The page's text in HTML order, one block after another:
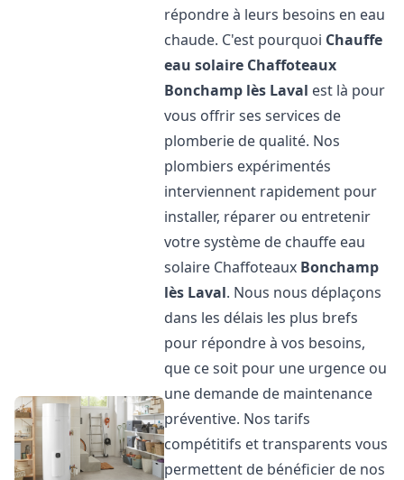
répondre à leurs besoins en eau
chaude. C'est pourquoi Chauffe
eau solaire Chaffoteaux
Bonchamp lès Laval est là pour
vous offrir ses services de
plomberie de qualité. Nos
plombiers expérimentés
interviennent rapidement pour
installer, réparer ou entretenir
votre système de chauffe eau
solaire Chaffoteaux Bonchamp
lès Laval. Nous nous déplaçons
dans les délais les plus brefs
pour répondre à vos besoins,
que ce soit pour une urgence ou
une demande de maintenance
préventive. Nos tarifs
compétitifs et transparents vous
permettent de bénéficier de nos